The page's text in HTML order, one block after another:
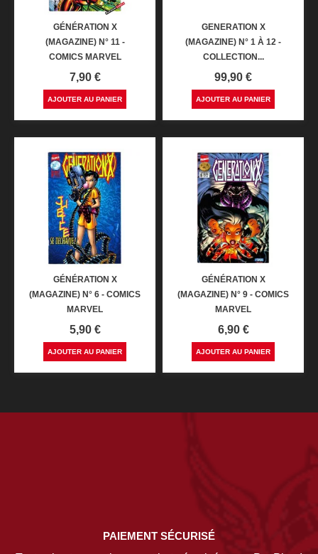
GÉNÉRATION X
(MAGAZINE) N° 11 -
COMICS MARVEL
Prix
7,90 €
AJOUTER AU PANIER
GENERATION X
(MAGAZINE) N° 1 À 12 -
COLLECTION...
Prix
99,90 €
AJOUTER AU PANIER
GÉNÉRATION X
(MAGAZINE) N° 6 - COMICS
MARVEL
Prix
5,90 €
AJOUTER AU PANIER
GÉNÉRATION X
(MAGAZINE) N° 9 - COMICS
MARVEL
Prix
6,90 €
AJOUTER AU PANIER
PAIEMENT SÉCURISÉ